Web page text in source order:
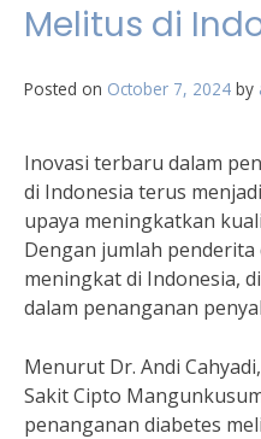
Melitus di
Posted on October 7, 2024 by
Inovasi terbaru dalam
di Indonesia terus
upaya meningkatkan
Dengan jumlah
meningkat di Indonesia,
dalam penanganan
Menurut Dr. Andi
Sakit Cipto
penanganan diabetes